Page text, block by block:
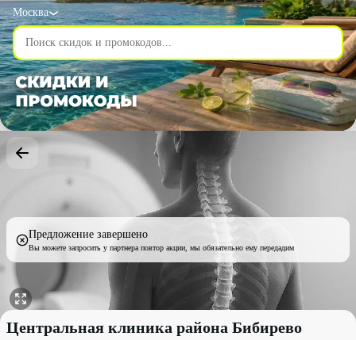
Москва
Предложение завершено
Вы можете запросить у партнера повтор акции, мы обязательно ему передадим
МРТ позвоночника со скидкой 45% - Центральная клиника
Центральная клиника района Бибирево